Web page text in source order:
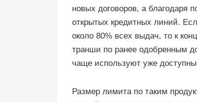
новых договоров, а благодаря
открытых кредитных линий.
около 80% всех выдач, то к
транши по ранее одобренным
чаще используют уже
Размер лимита по таким